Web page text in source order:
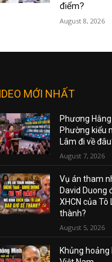
điểm?
August 8, 2026
MỚI NHẤT
Phương
Phường kiểu
Lâm đi về
August 7, 2026
Vụ án tham
David Duong
XHCN của
thành?
August 5, 2026
Khủng